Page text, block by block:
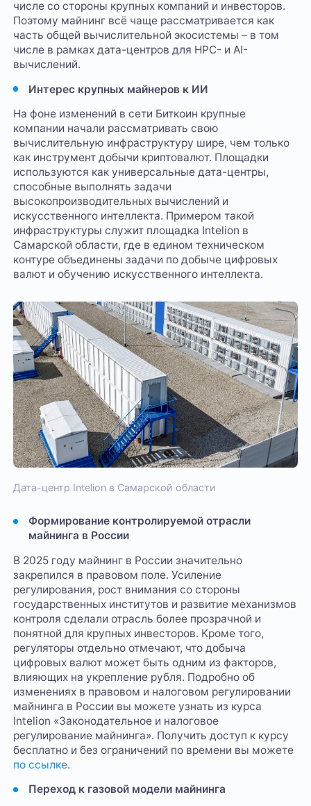
числе со стороны крупных компаний и инвесторов.
Поэтому майнинг всё чаще рассматривается как
часть общей вычислительной экосистемы – в том
числе в рамках дата-центров для HPC- и AI-
вычислений.
Интерес крупных майнеров к ИИ
На фоне изменений в сети Биткоин крупные
компании начали рассматривать свою
вычислительную инфраструктуру шире, чем только
как инструмент добычи криптовалют. Площадки
используются как универсальные дата-центры,
способные выполнять задачи
высокопроизводительных вычислений и
искусственного интеллекта. Примером такой
инфраструктуры служит площадка Intelion в
Самарской области, где в едином техническом
контуре объединены задачи по добыче цифровых
валют и обучению искусственного интеллекта.
Дата-центр Intelion в Самарской области
Формирование контролируемой отрасли
майнинга в России
В 2025 году майнинг в России значительно
закрепился в правовом поле. Усиление
регулирования, рост внимания со стороны
государственных институтов и развитие механизмов
контроля сделали отрасль более прозрачной и
понятной для крупных инвесторов. Кроме того,
регуляторы отдельно отмечают, что добыча
цифровых валют может быть одним из факторов,
влияющих на укрепление рубля. Подробно об
изменениях в правовом и налоговом регулировании
майнинга в России вы можете узнать из курса
Intelion «Законодательное и налоговое
регулирование майнинга». Получить доступ к курсу
бесплатно и без ограничений по времени вы можете
по ссылке.
Переход к газовой модели майнинга